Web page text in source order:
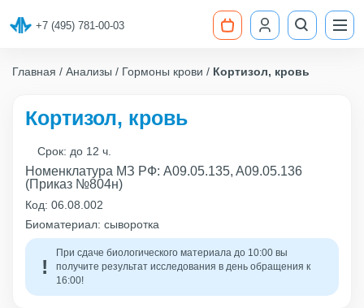
+7 (495) 781-00-03
Главная Анализы Гормоны крови Кортизол, кровь
Кортизол, кровь
Срок: до 12 ч.
Номенклатура МЗ РФ: A09.05.135, A09.05.136
(Приказ №804н)
Код: 06.08.002
Биоматериал: сыворотка
При сдаче биологического материала до 10:00 вы
получите результат исследования в день обращения к
16:00!